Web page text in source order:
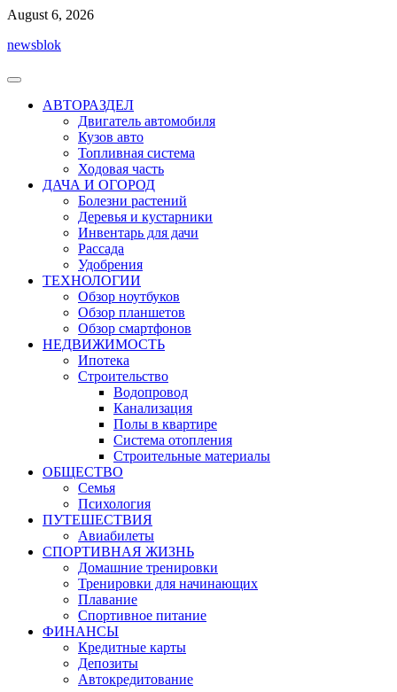
Перейти
содержимому
August 6, 2026
newsblok
АВТОРАЗДЕЛ
Двигатель автомобиля
Кузов авто
Топливная система
Ходовая часть
ДАЧА И ОГОРОД
Болезни растений
Деревья и кустарники
Инвентарь для дачи
Рассада
Удобрения
ТЕХНОЛОГИИ
Обзор ноутбуков
Обзор планшетов
Обзор смартфонов
НЕДВИЖИМОСТЬ
Ипотека
Строительство
Водопровод
Канализация
Полы в квартире
Система отопления
Строительные материалы
ОБЩЕСТВО
Семья
Психология
ПУТЕШЕСТВИЯ
Авиабилеты
СПОРТИВНАЯ ЖИЗНЬ
Домашние тренировки
Тренировки для начинающих
Плавание
Спортивное питание
ФИНАНСЫ
Кредитные карты
Депозиты
Автокредитование